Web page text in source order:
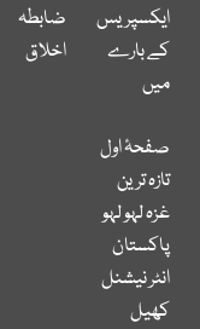
ایکسپریس
کے بارے
میں
ضابطہ
اخلاق
صفحۂ اول
تازہ ترین
غزہ لہو لہو
پاکستان
انٹر نیشنل
کھیل